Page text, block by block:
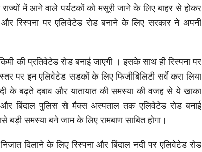
राज्यों में आने वाले पर्यटकों को मसूरी जाने के लिए बाहर से होकर
रिस्पना पर एलिवेटेड रोड बनाने के लिए सरकार ने अपनी
की प्रतिवेटेड रोड बनाई जाएगी । इसके साथ ही रिस्पना पर
पर इन एलिवेटेड सडकों के लिए फिजीबिलिटी सर्वे करा लिया
के बढ़ते दबाव और यातायात की समस्या की वजह से ये खाका
और बिंदाल पुलिस से मैक्स अस्पताल तक एलिवेटेड रोड बनाई
समस्या बने जाम के लिए रामबाण साबित होगा।
दिलाने के लिए रिस्पना और बिंदाल नदी पर एलिवेटेड रोड